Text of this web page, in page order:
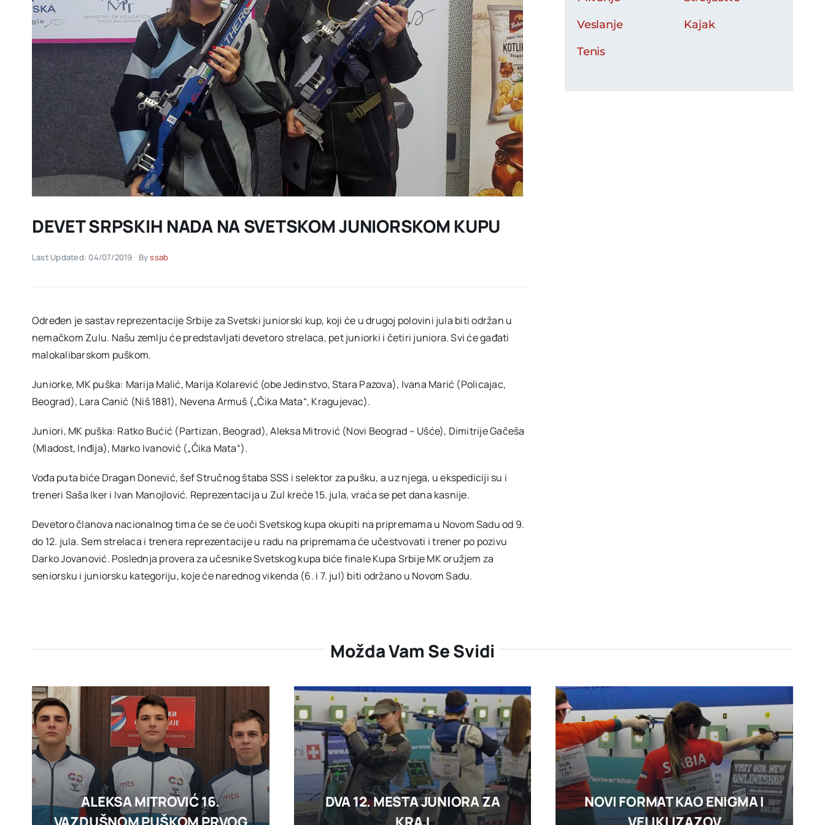
DEVET SRPSKIH NADA NA SVETSKOM JUNIORSKOM KUPU
Last Updated: 04/07/2019 Byssab
Određen je sastav reprezentacije Srbije za Svetski juniorski kup, koji će u drugoj polovini jula biti održan u
nemačkom Zulu. Našu zemlju će predstavljati devetoro strelaca, pet juniorki i četiri juniora. Svi će gađati
malokalibarskom puškom.
Juniorke, MK puška: Marija Malić, Marija Kolarević (obe Jedinstvo, Stara Pazova), Ivana Marić (Policajac,
Beograd), Lara Canić (Niš 1881), Nevena Armuš („Čika Mata“, Kragujevac).
Juniori, MK puška: Ratko Bućić (Partizan, Beograd), Aleksa Mitrović (Novi Beograd – Ušće), Dimitrije Gačeša
(Mladost, Inđija), Marko Ivanović („Čika Mata“).
Vođa puta biće Dragan Donević, šef Stručnog štaba SSS i selektor za pušku, a uz njega, u ekspediciji su i
treneri Saša Iker i Ivan Manojlović. Reprezentacija u Zul kreće 15. jula, vraća se pet dana kasnije.
Devetoro članova nacionalnog tima će se će uoči Svetskog kupa okupiti na pripremama u Novom Sadu od 9.
do 12. jula. Sem strelaca i trenera reprezentacije u radu na pripremama će učestvovati i trener po pozivu
Darko Jovanović. Poslednja provera za učesnike Svetskog kupa biće finale Kupa Srbije MK oružjem za
seniorsku i juniorsku kategoriju, koje će narednog vikenda (6. i 7. jul) biti održano u Novom Sadu.
Veslanje
Kajak
Tenis
Možda Vam Se Svidi
ALEKSA MITROVIĆ 16.
DVA 12. MESTA JUNIORA ZA
NOVI FORMAT KAO ENIGMA I